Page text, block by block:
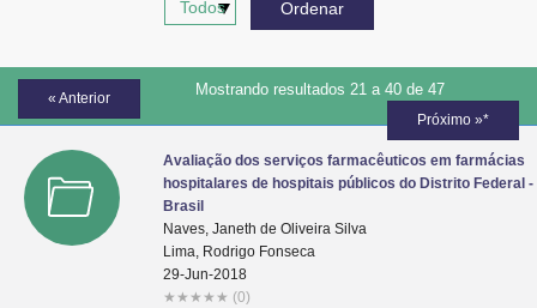
Mostrando resultados 21 a 40 de 47
« Anterior
Próximo »*
Avaliação dos serviços farmacêuticos em farmácias
hospitalares de hospitais públicos do Distrito Federal -
Brasil
Naves, Janeth de Oliveira Silva
Lima, Rodrigo Fonseca
29-Jun-2018
★ ★ ★ ★ ★ (0)